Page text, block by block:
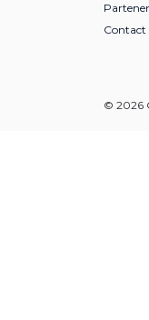
Contact
© 2026